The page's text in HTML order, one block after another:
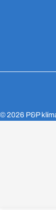
© 2026 P&P